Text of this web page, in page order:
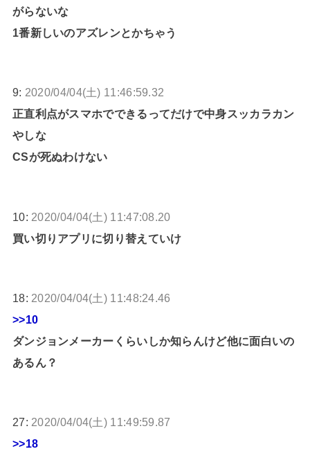
がらないな
1番新しいのアズレンとかちゃう
9: 2020/04/04(土) 11:46:59.32
正直利点がスマホでできるってだけで中身スッカラカン
やしな
CSが死ぬわけない
10: 2020/04/04(土) 11:47:08.20
買い切りアプリに切り替えていけ
18: 2020/04/04(土) 11:48:24.46
>>10
ダンジョンメーカーくらいしか知らんけど他に面白いの
あるん？
27: 2020/04/04(土) 11:49:59.87
>>18